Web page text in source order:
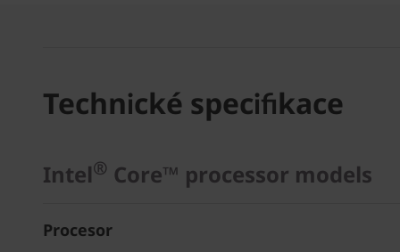
Technické specifikace
Intel® Core™ processor models
Procesor